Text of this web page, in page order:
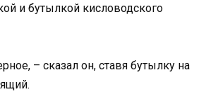
и бутылкой кисловодского
– сказал он, ставя бутылку на